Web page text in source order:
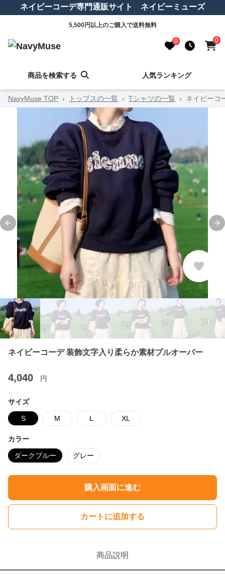
ネイビーコーデ専門通販サイト ネイビーミューズ
5,500円以上のご購入で送料無料
0 0
商品を検索する 人気ランキング
NavyMuse TOP › トップスの一覧 › Tシャツの一覧 › ネイビーコ
Previous slide
ネイビーコーデ 装飾文字入り柔らか素材プルオーバー
4,040 円
サイズ
S M L XL
カラー
ダークブルー グレー
購入画面に進む
カートに追加する
商品説明